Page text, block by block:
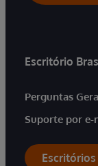
Escritório
Perguntas
Suporte por e-